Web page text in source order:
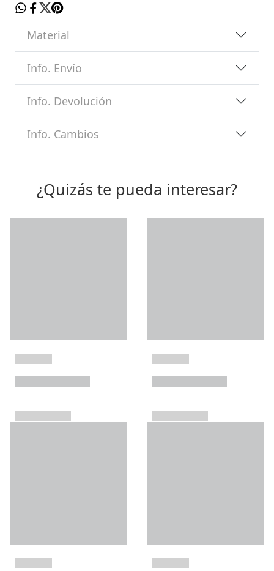
Material
Info. Envío
Info. Devolución
Info. Cambios
¿Quizás te pueda interesar?